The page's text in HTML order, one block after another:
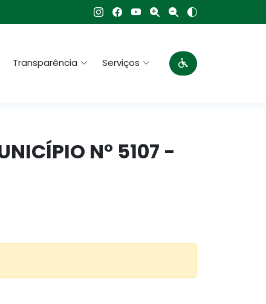
Transparência Serviços
N° 5107 -